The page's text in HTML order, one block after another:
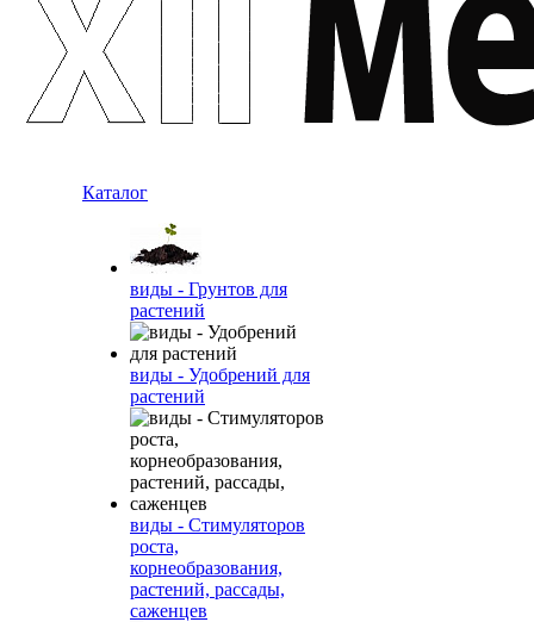
Каталог
виды - Грунтов для
растений
виды - Удобрений для
растений
виды - Стимуляторов
роста,
корнеобразования,
растений, рассады,
саженцев